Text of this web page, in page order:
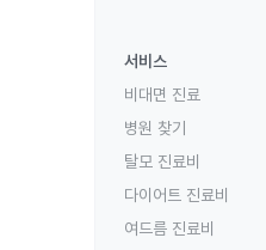
서비스
비대면 진료
병원 찾기
탈모 진료비
다이어트 진료비
여드름 진료비